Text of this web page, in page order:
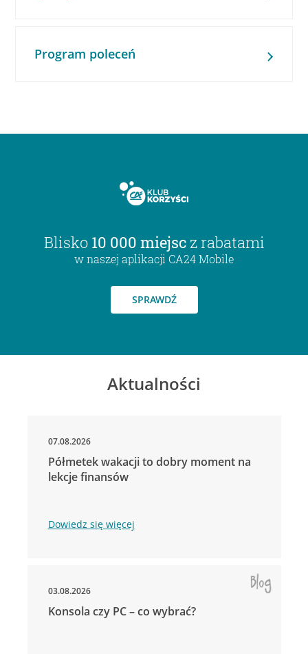
Program poleceń
Blisko 10 000 miejsc z rabatami
w naszej aplikacji CA24 Mobile
SPRAWDŹ
Aktualności
07.08.2026
Półmetek wakacji to dobry moment na
lekcje finansów
Dowiedz się więcej
03.08.2026
Konsola czy PC – co wybrać?